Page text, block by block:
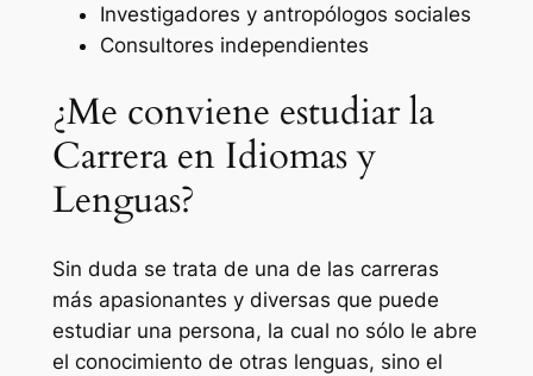
Investigadores y antropólogos sociales
Consultores independientes
¿Me conviene estudiar la
Carrera en Idiomas y
Lenguas?
Sin duda se trata de una de las carreras
más apasionantes y diversas que puede
estudiar una persona, la cual no sólo le abre
el conocimiento de otras lenguas, sino el